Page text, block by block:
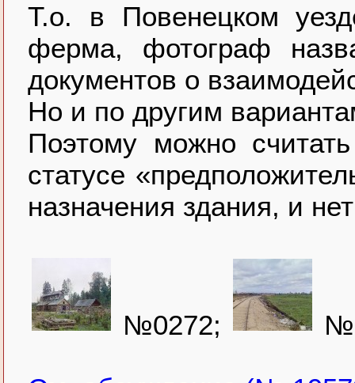
Т.о. в Повенецком
ферма, фотограф
документов о
Но и по другим
Поэтому можно
статусе
назначения здания, и
№0272;